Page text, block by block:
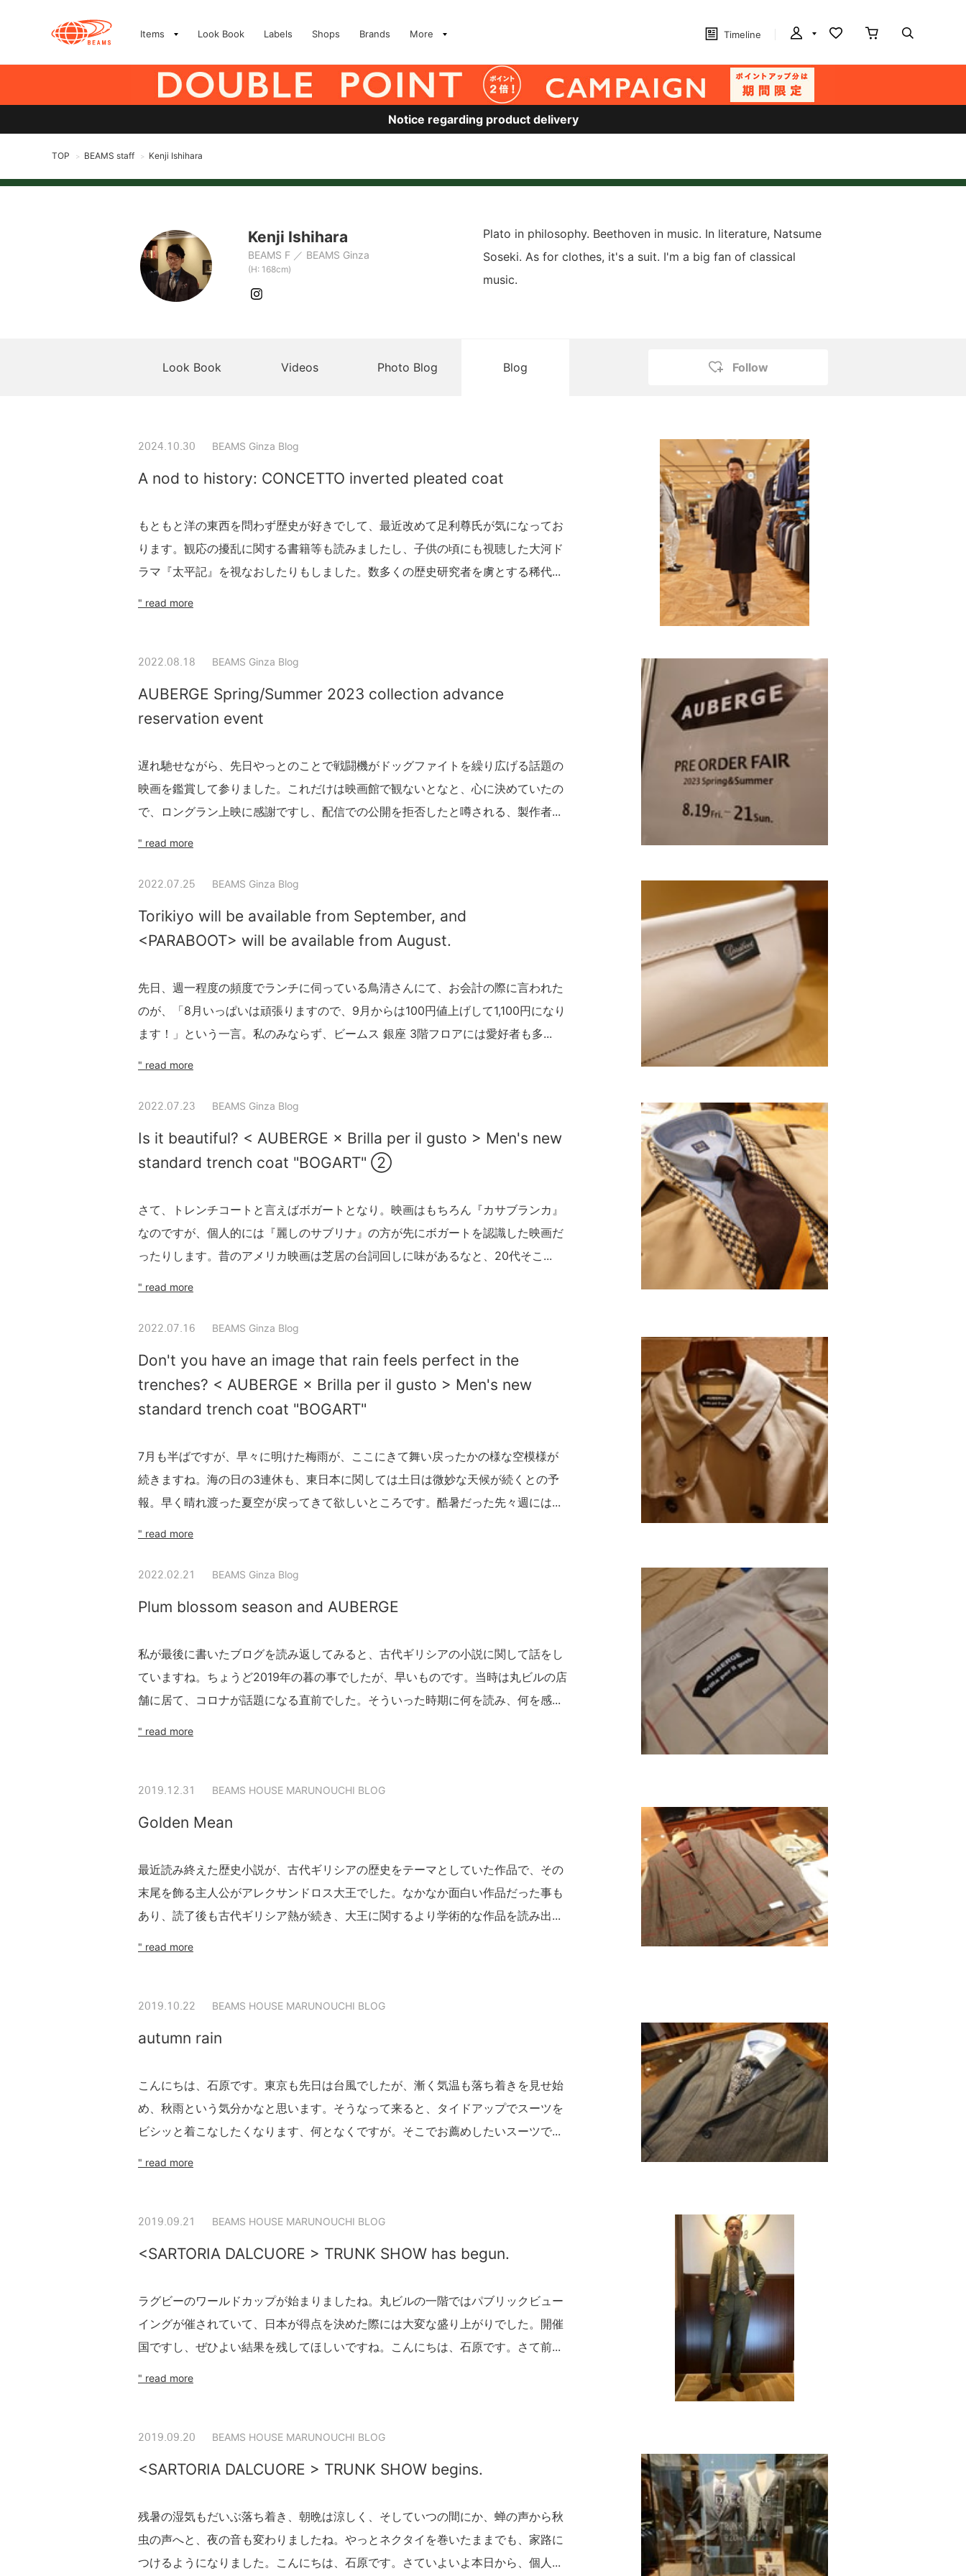
Items Look Book Labels Shops Brands More Timeline
Notice regarding product delivery
TOP > BEAMS staff > Kenji Ishihara
Kenji Ishihara
BEAMS F BEAMS Ginza
(H: 168cm)
Plato in philosophy. Beethoven in music. In literature, Natsume
Soseki. As for clothes, it's a suit. I'm a big fan of classical
music.
Look Book Videos Photo Blog Blog Follow
2024.10.30 BEAMS Ginza Blog
A nod to history: CONCETTO inverted pleated coat
もともと洋の東西を問わず歴史が好きでして、最近改めて足利尊氏が気になってお
ります。観応の擾乱に関する書籍等も読みましたし、子供の頃にも視聴した大河ド
ラマ『太平記』を視なおしたりもしました。数多くの歴史研究者を虜とする稀代...
" read more
2022.08.18 BEAMS Ginza Blog
AUBERGE Spring/Summer 2023 collection advance
reservation event
遅れ馳せながら、先日やっとのことで戦闘機がドッグファイトを繰り広げる話題の
映画を鑑賞して参りました。これだけは映画館で観ないとなと、心に決めていたの
で、ロングラン上映に感謝ですし、配信での公開を拒否したと噂される、製作者...
" read more
2022.07.25 BEAMS Ginza Blog
Torikiyo will be available from September, and
<PARABOOT> will be available from August.
先日、週一程度の頻度でランチに伺っている鳥清さんにて、お会計の際に言われた
のが、「8月いっぱいは頑張りますので、9月からは100円値上げして1,100円になり
ます！」という一言。私のみならず、ビームス 銀座 3階フロアには愛好者も多...
" read more
2022.07.23 BEAMS Ginza Blog
Is it beautiful? < AUBERGE × Brilla per il gusto > Men's new
standard trench coat "BOGART" ②
さて、トレンチコートと言えばボガートとなり。映画はもちろん『カサブランカ』
なのですが、個人的には『麗しのサブリナ』の方が先にボガートを認識した映画だ
ったりします。昔のアメリカ映画は芝居の台詞回しに味があるなと、20代そこ...
" read more
2022.07.16 BEAMS Ginza Blog
Don't you have an image that rain feels perfect in the
trenches? < AUBERGE × Brilla per il gusto > Men's new
standard trench coat "BOGART"
7月も半ばですが、早々に明けた梅雨が、ここにきて舞い戻ったかの様な空模様が
続きますね。海の日の3連休も、東日本に関しては土日は微妙な天候が続くとの予
報。早く晴れ渡った夏空が戻ってきて欲しいところです。酷暑だった先々週には...
" read more
2022.02.21 BEAMS Ginza Blog
Plum blossom season and AUBERGE
私が最後に書いたブログを読み返してみると、古代ギリシアの小説に関して話をし
ていますね。ちょうど2019年の暮の事でしたが、早いものです。当時は丸ビルの店
舗に居て、コロナが話題になる直前でした。そういった時期に何を読み、何を感...
" read more
2019.12.31 BEAMS HOUSE MARUNOUCHI BLOG
Golden Mean
最近読み終えた歴史小説が、古代ギリシアの歴史をテーマとしていた作品で、その
末尾を飾る主人公がアレクサンドロス大王でした。なかなか面白い作品だった事も
あり、読了後も古代ギリシア熱が続き、大王に関するより学術的な作品を読み出...
" read more
2019.10.22 BEAMS HOUSE MARUNOUCHI BLOG
autumn rain
こんにちは、石原です。東京も先日は台風でしたが、漸く気温も落ち着きを見せ始
め、秋雨という気分かなと思います。そうなって来ると、タイドアップでスーツを
ビシッと着こなしたくなります、何となくですが。そこでお薦めしたいスーツで...
" read more
2019.09.21 BEAMS HOUSE MARUNOUCHI BLOG
<SARTORIA DALCUORE > TRUNK SHOW has begun.
ラグビーのワールドカップが始まりましたね。丸ビルの一階ではパブリックビュー
イングが催されていて、日本が得点を決めた際には大変な盛り上がりでした。開催
国ですし、ぜひよい結果を残してほしいですね。こんにちは、石原です。さて前...
" read more
2019.09.20 BEAMS HOUSE MARUNOUCHI BLOG
<SARTORIA DALCUORE > TRUNK SHOW begins.
残暑の湿気もだいぶ落ち着き、朝晩は涼しく、そしていつの間にか、蝉の声から秋
虫の声へと、夜の音も変わりましたね。やっとネクタイを巻いたままでも、家路に
つけるようになりました。こんにちは、石原です。さていよいよ本日から、個人...